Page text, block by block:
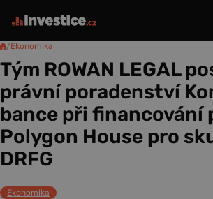
/Ekonomika
Tým ROWAN LEGAL
právní poradenství
bance při financování
Polygon House pro
DRFG
Ekonomika